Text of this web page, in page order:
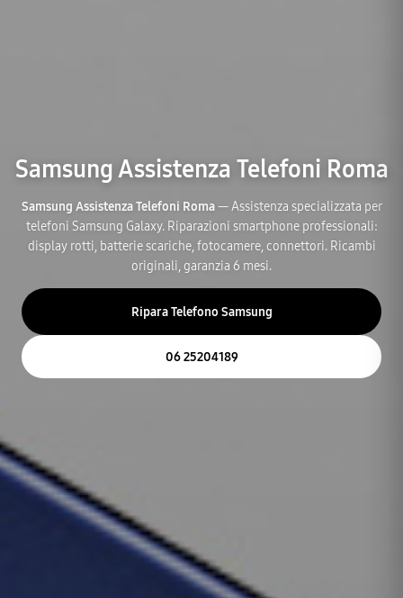
Samsung Assistenza Telefoni Roma
Samsung Assistenza Telefoni Roma— Assistenza specializzata per
telefoni Samsung Galaxy. Riparazioni smartphone professionali:
display rotti, batterie scariche, fotocamere, connettori. Ricambi
originali, garanzia 6 mesi.
Ripara Telefono Samsung
06 25204189